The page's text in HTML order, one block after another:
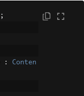
;
:
Conten